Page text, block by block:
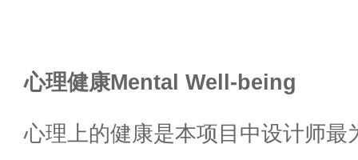
心理健康Mental Well-being
心理上的健康是本项目中设计师最